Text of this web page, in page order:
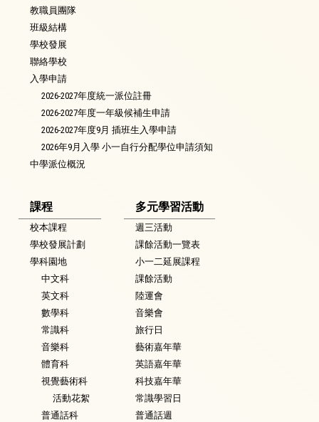
教職員團隊
班級結構
學校發展
聯絡學校
入學申請
2026-2027年度統一派位註冊
2026-2027年度一年級候補生申請
2026-2027年度9月 插班生入學申請
2026年9月入學 小一自行分配學位申請須知
中學派位概況
課程
校本課程
學校發展計劃
學科園地
中文科
英文科
數學科
常識科
音樂科
體育科
視覺藝術科
活動花絮
普通話科
多元學習活動
週三活動
課餘活動一覽表
小一二延展課程
課餘活動
陸運會
音樂會
旅行日
藝術嘉年華
英語嘉年華
科技嘉年華
常識學習日
普通話週